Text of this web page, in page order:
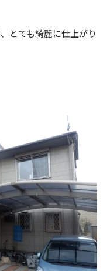
とても綺麗に仕上がり